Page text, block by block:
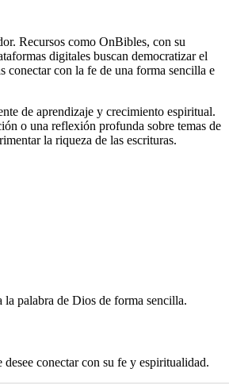
Recursos como OnBibles, con su
digitales buscan democratizar el
conectar con la fe de una forma sencilla e
de aprendizaje y crecimiento espiritual.
o una reflexión profunda sobre temas de
la riqueza de las escrituras.
palabra de Dios de forma sencilla.
conectar con su fe y espiritualidad.